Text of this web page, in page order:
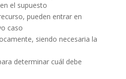
el supuesto
pueden entrar en
caso
siendo necesaria la
determinar cuál debe